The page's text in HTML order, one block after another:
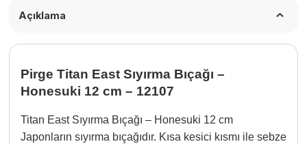
Açıklama
Pirge Titan East Sıyırma Bıçağı –
Honesuki 12 cm – 12107
Titan East Sıyırma Bıçağı – Honesuki 12 cm
Japonların sıyırma bıçağıdır. Kısa kesici kısmı ile sebze